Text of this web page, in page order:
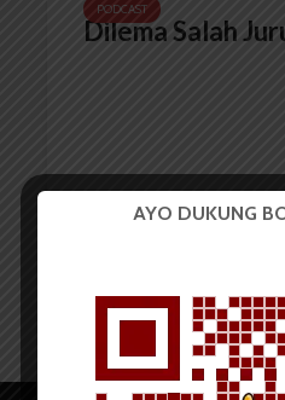
PODCAST
Dilema Salah
AYO DUKUNG